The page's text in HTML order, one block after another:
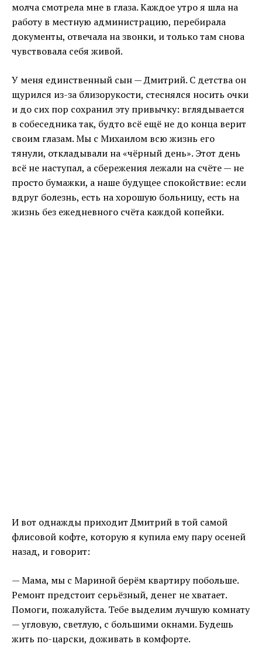
молча смотрела мне в глаза. Каждое утро я шла на
работу в местную администрацию, перебирала
документы, отвечала на звонки, и только там снова
чувствовала себя живой.
У меня единственный сын — Дмитрий. С детства он
щурился из-за близорукости, стеснялся носить очки
и до сих пор сохранил эту привычку: вглядывается
в собеседника так, будто всё ещё не до конца верит
своим глазам. Мы с Михаилом всю жизнь его
тянули, откладывали на «чёрный день». Этот день
всё не наступал, а сбережения лежали на счёте — не
просто бумажки, а наше будущее спокойствие: если
вдруг болезнь, есть на хорошую больницу, есть на
жизнь без ежедневного счёта каждой копейки.
И вот однажды приходит Дмитрий в той самой
флисовой кофте, которую я купила ему пару осеней
назад, и говорит:
— Мама, мы с Мариной берём квартиру побольше.
Ремонт предстоит серьёзный, денег не хватает.
Помоги, пожалуйста. Тебе выделим лучшую комнату
— угловую, светлую, с большими окнами. Будешь
жить по-царски, доживать в комфорте.